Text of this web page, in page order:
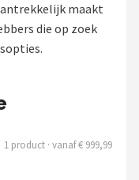
maakt
die op zoek
1 product · vanaf € 999,99